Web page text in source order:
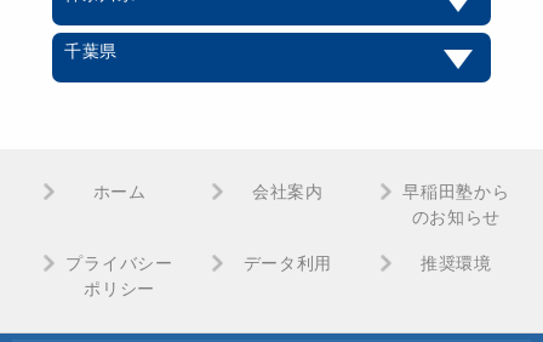
千葉県
ホーム 会社案内
早稲田塾から
のお知らせ
プライバシー
ポリシー
データ利用 推奨環境